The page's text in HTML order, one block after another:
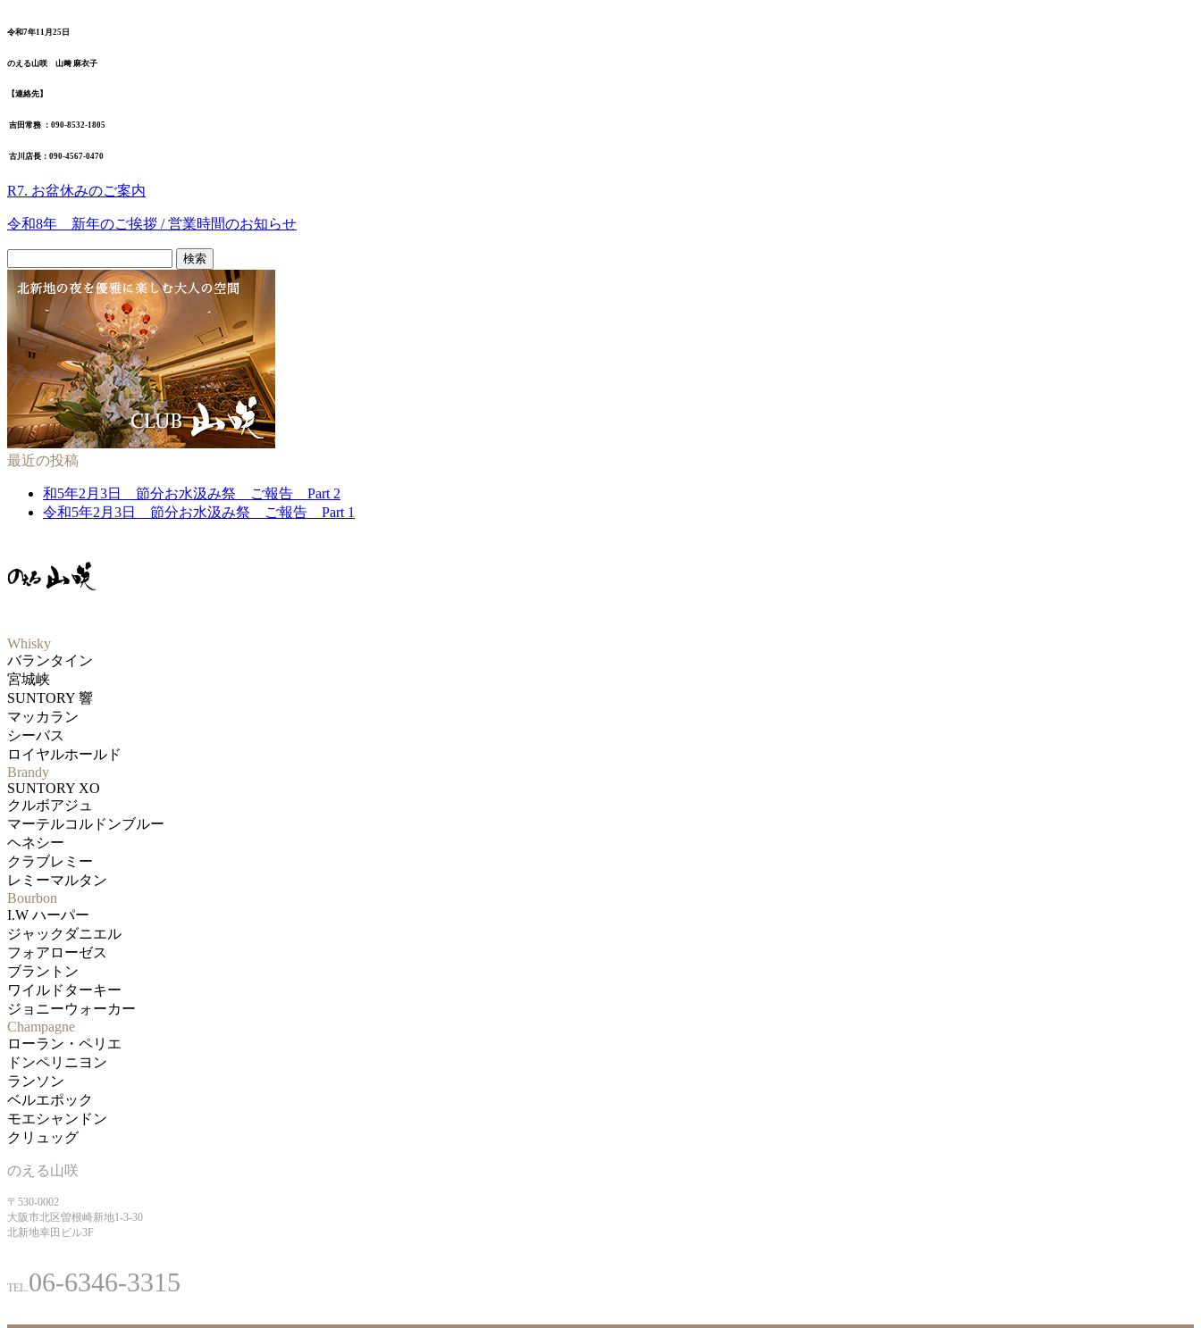
令和7年11月25日
のえる山咲 山﨑 麻衣子
【連絡先】
吉田常務 ：090-8532-1805
古川店長：090-4567-0470
R7. お盆休みのご案内
令和8年 新年のご挨拶 / 営業時間のお知らせ
索:
最近の投稿
和5年2月3日 節分お水汲み祭 ご報告 Part 2
令和5年2月3日 節分お水汲み祭 ご報告 Part 1
Whisky
バランタイン
宮城峡
SUNTORY 響
マッカラン
シーバス
ロイヤルホールド
Brandy
SUNTORY XO
クルボアジュ
マーテルコルドンブルー
ヘネシー
クラブレミー
レミーマルタン
Bourbon
I.W ハーパー
ジャックダニエル
フォアローゼス
ブラントン
ワイルドターキー
ジョニーウォーカー
Champagne
ローラン・ペリエ
ドンペリニヨン
ランソン
ベルエポック
モエシャンドン
クリュッグ
のえる山咲
〒530-0002
大阪市北区曽根崎新地1-3-30
北新地幸田ビル3F
TEL.06-6346-3315